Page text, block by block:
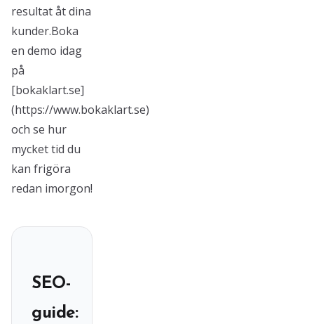
resultat åt dina
kunder.Boka
en demo idag
på
[bokaklart.se]
(https://www.bokaklart.se)
och se hur
mycket tid du
kan frigöra
redan imorgon!
SEO-
guide: